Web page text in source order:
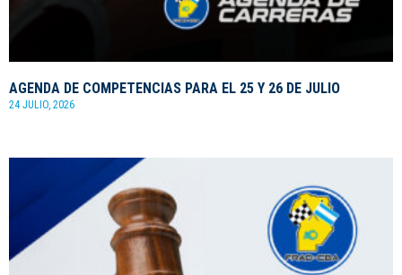
AGENDA DE COMPETENCIAS PARA EL 25 Y 26 DE JULIO
24 JULIO, 2026